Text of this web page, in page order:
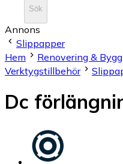
Sök
Annons
Slippapper
Hem
Renovering & Bygg
Verktygstillbehör
Dc